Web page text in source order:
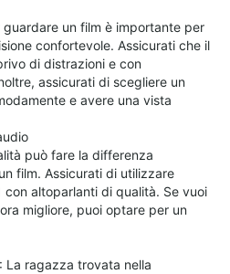
un film è importante per
confortevole. Assicurati che il
di distrazioni e con
assicurati di scegliere un
e avere una vista
può fare la differenza
film. Assicurati di utilizzare
con altoparlanti di qualità. Se vuoi
migliore, puoi optare per un
La ragazza trovata nella